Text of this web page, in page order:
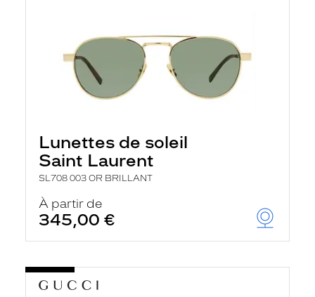
Lunettes de soleil
Saint Laurent
SL708 003 OR BRILLANT
À partir de
345,00 €